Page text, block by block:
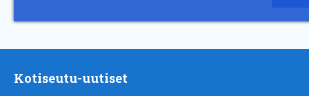
Kotiseutu-uutiset